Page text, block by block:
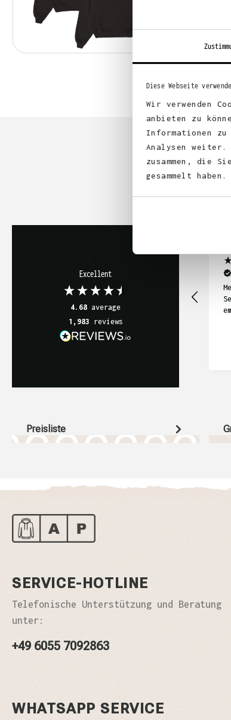
Diese Webseite
Wir verwenden
anbieten zu
Informationen zu
Analysen weiter.
zusammen, die
gesammelt haben.
Excellent
4.68 average
1,983 reviews
Preisliste
SERVICE-HOTLINE
Telefonische Unterstützung und Beratung
unter:
+49 6055 7092863
WHATSAPP SERVICE